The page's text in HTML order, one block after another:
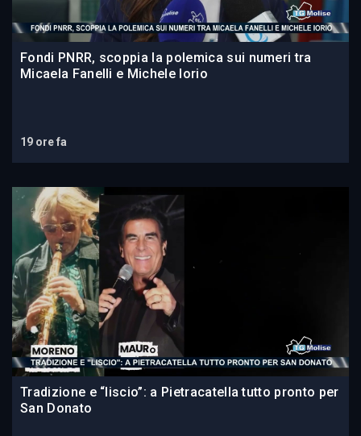
Fondi PNRR, scoppia la polemica sui numeri tra
Micaela Fanelli e Michele Iorio
19 ore fa
Tradizione e “liscio”: a Pietracatella tutto pronto per
San Donato